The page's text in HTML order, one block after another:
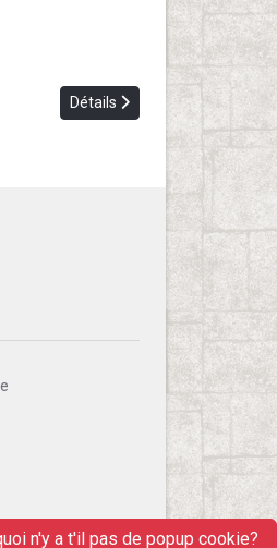
Détails
n'y a t'il pas de popup cookie?